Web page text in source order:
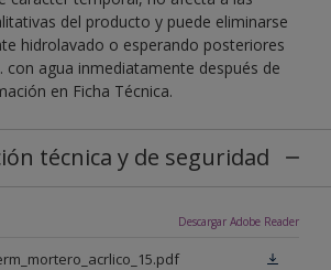
del producto y puede eliminarse
hidrolavado o esperando posteriores
con agua inmediatamente después de
en Ficha Técnica.
técnica y de seguridad
Descargar Adobe Reader